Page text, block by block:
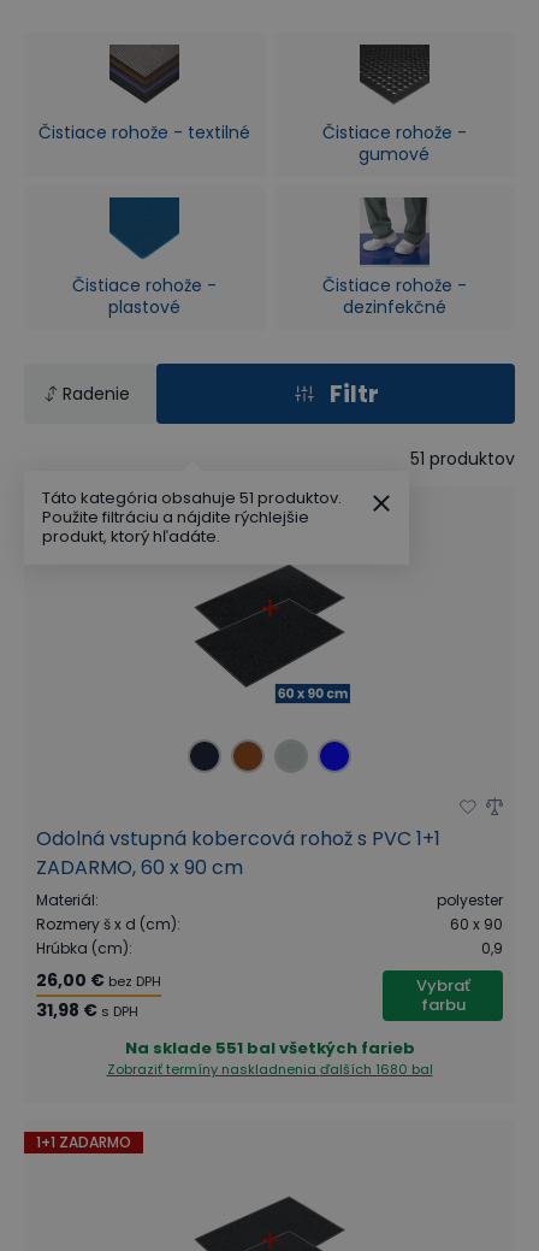
Čistiace rohože - textilné
Čistiace rohože -
gumové
Čistiace rohože -
plastové
Čistiace rohože -
dezinfekčné
Radenie Filtr
51 produktov
1+1 ZADARMO
Odolná vstupná kobercová rohož s PVC 1+1
ZADARMO, 60 x 90 cm
Materiál:
polyester
Rozmery š x d (cm):
60 x 90
Hrúbka (cm): 0,9
26,00 € bez DPH
31,98 € s DPH
Vybrať
farbu
Na sklade 551 bal všetkých farieb
Zobraziť termíny naskladnenia ďalších 1680 bal
1+1 ZADARMO
Táto kategória obsahuje 51 produktov.
Použite filtráciu a nájdite rýchlejšie
produkt, ktorý hľadáte.